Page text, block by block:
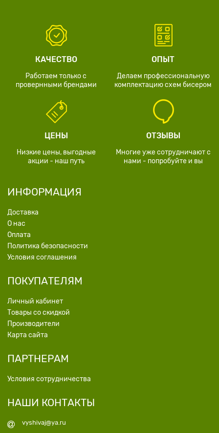
КАЧЕСТВО
Работаем только с
провернными брендами
ОПЫТ
Делаем профессиональную
комплектацию схем бисером
ЦЕНЫ
Низкие цены, выгодные
акции - наш путь
ОТЗЫВЫ
Многие уже сотрудничают с
нами - попробуйте и вы
ИНФОРМАЦИЯ
Доставка
О нас
Оплата
Политика безопасности
Условия соглашения
ПОКУПАТЕЛЯМ
Личный кабинет
Товары со скидкой
Производители
Карта сайта
ПАРТНЕРАМ
Условия сотрудничества
НАШИ КОНТАКТЫ
vyshivaj@ya.ru